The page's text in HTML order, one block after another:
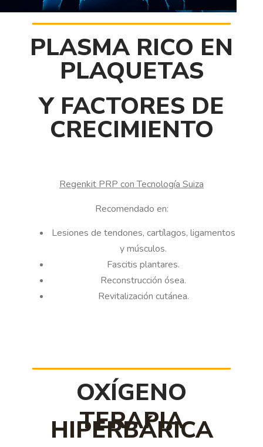
PLASMA RICO EN
PLAQUETAS
Y FACTORES DE
CRECIMIENTO
Regenkit PRP con Tecnología Suiza
Recomendado en:
Lesiones de tendones, cartílagos, ligamentos
y músculos.
Fascitis plantares.
Reconstrucción ósea.
Revitalización cutánea.
OXÍGENO
TERAPIA
HIPERBÁRICA